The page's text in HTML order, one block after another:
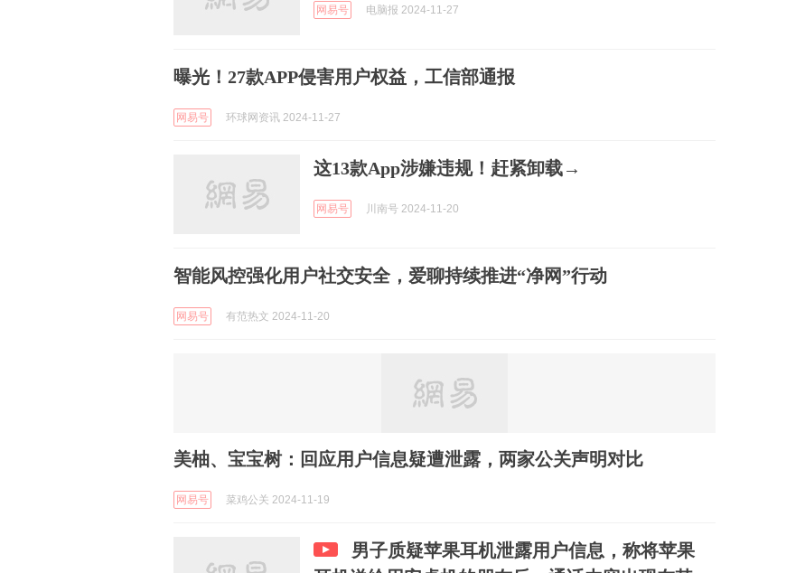
网易号 电脑报 2024-11-27
曝光！27款APP侵害用户权益，工信部通报
网易号 环球网资讯 2024-11-27
这13款App涉嫌违规！赶紧卸载→
网易号 川南号 2024-11-20
智能风控强化用户社交安全，爱聊持续推进“净网”行动
网易号 有范热文 2024-11-20
美柚、宝宝树：回应用户信息疑遭泄露，两家公关声明对比
网易号 菜鸡公关 2024-11-19
男子质疑苹果耳机泄露用户信息，称将苹果